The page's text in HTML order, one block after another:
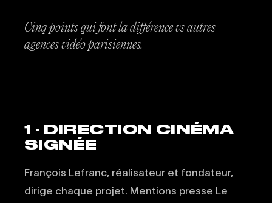
Cinq points qui font la différence vs autres
agences vidéo parisiennes.
1 · DIRECTION CINÉMA
SIGNÉE
François Lefranc, réalisateur et fondateur,
dirige chaque projet. Mentions presse Le